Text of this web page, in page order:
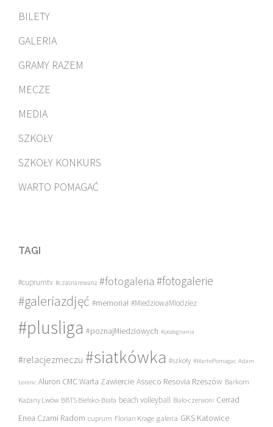
BILETY
GALERIA
GRAMY RAZEM
MECZE
MEDIA
SZKOŁY
SZKOŁY KONKURS
WARTO POMAGAĆ
TAGI
#cuprumtv #czasnarewanż #fotogaleria #fotogalerie
#galeriazdjęć #memoriał #MiedziowaMlodziez
#plusliga #poznajMiedziowych #pożegnania
#relacjezmeczu #siatkówka #szkoły #WartoPomagac Adam
Lorenc Aluron CMC Warta Zawiercie Asseco Resovia Rzeszów Barkom
Każany Lwów BBTS Bielsko-Biała beach volleyball Biało-czerwoni Cerrad
Enea Czarni Radom cuprum Florian Krage galeria GKS Katowice